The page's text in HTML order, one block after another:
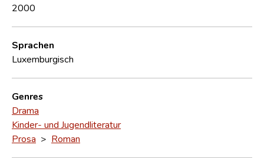
2000
Sprachen
Luxemburgisch
Genres
Drama
Kinder- und Jugendliteratur
Prosa > Roman